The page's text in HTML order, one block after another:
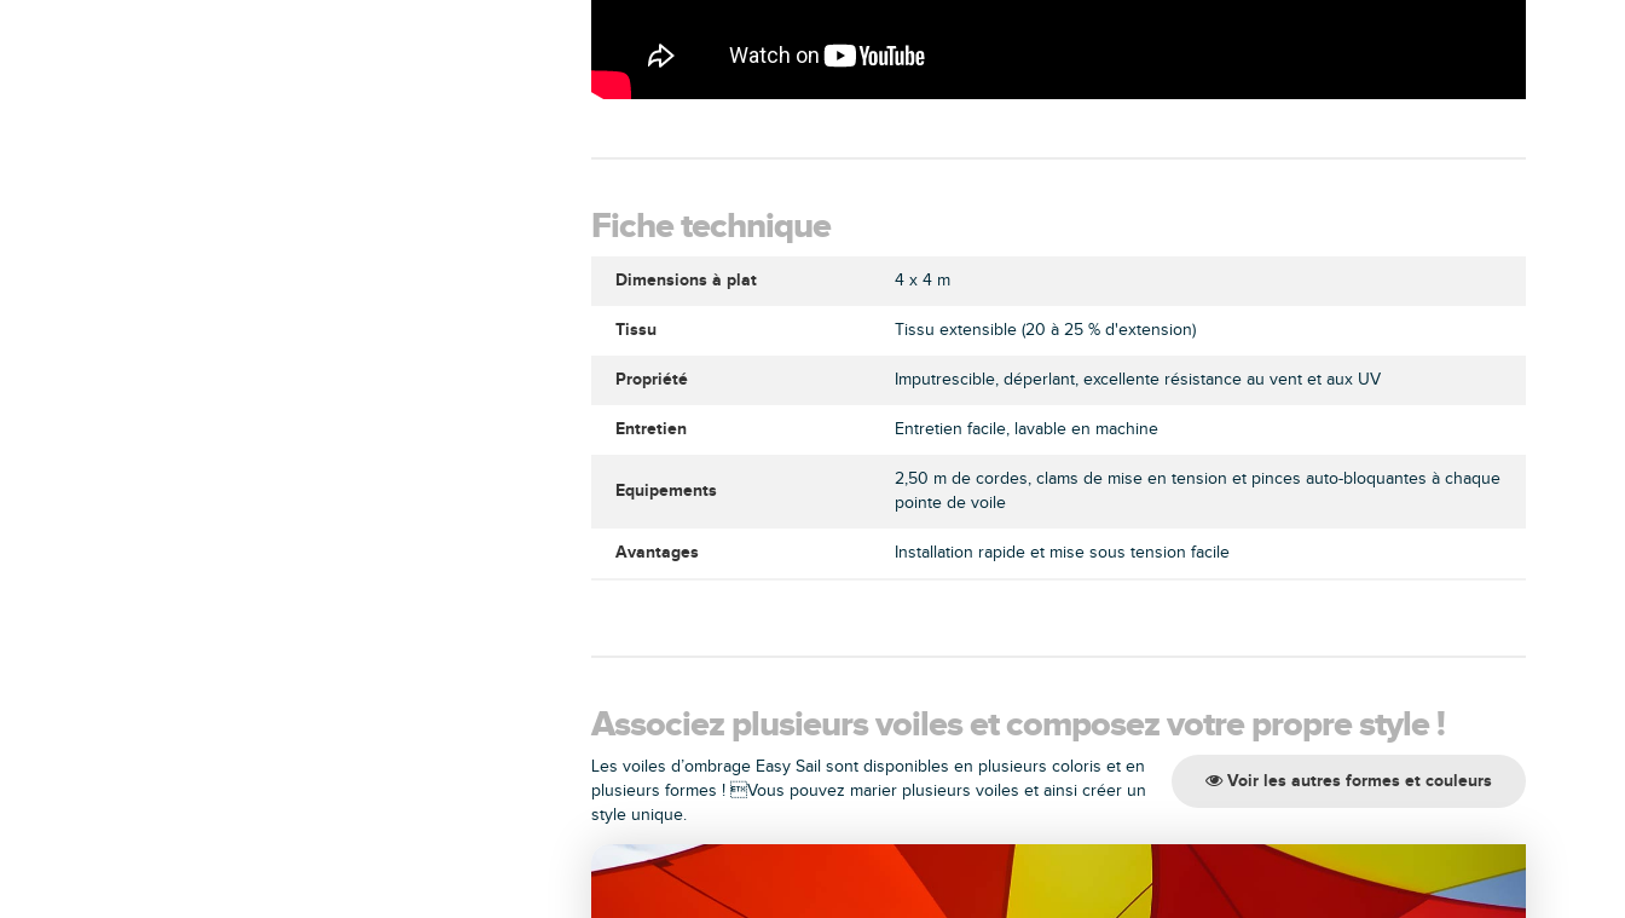
Fiche technique
Dimensions à plat 4 x 4 m
Tissu Tissu extensible (20 à 25 % d'extension)
Propriété Imputrescible, déperlant, excellente résistance au vent et aux UV
Entretien Entretien facile, lavable en machine
Equipements
2,50 m de cordes, clams de mise en tension et pinces auto-bloquantes à chaque
pointe de voile
Avantages Installation rapide et mise sous tension facile
Associez plusieurs voiles et composez votre propre style !
Voir les autres formes et couleurs
Les voiles d’ombrage Easy Sail sont disponibles en plusieurs coloris et en
plusieurs formes ! Vous pouvez marier plusieurs voiles et ainsi créer un
style unique.